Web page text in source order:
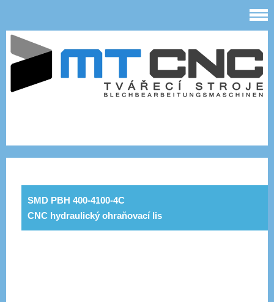
SMD PBH 400-4100-4C
CNC hydraulický ohraňovací lis